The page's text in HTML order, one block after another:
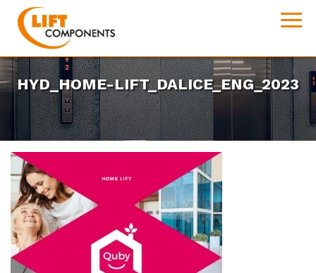
HYD_HOME-LIFT_DALICE_ENG_2023